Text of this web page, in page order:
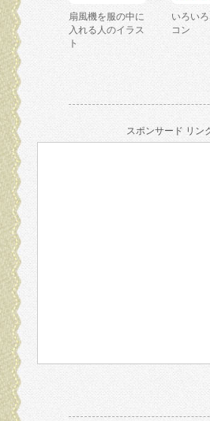
扇風機を服の中に
入れる人のイラス
ト
いろい
コン
スポンサード リン